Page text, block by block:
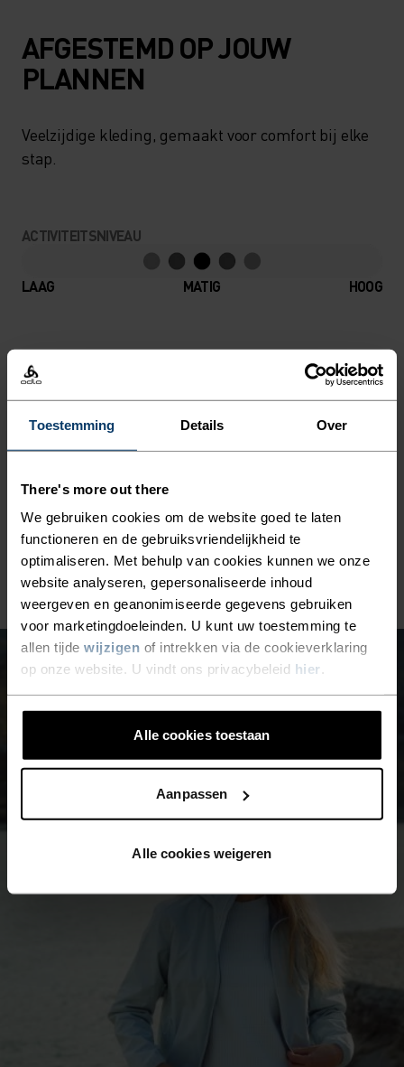
Toestemming Details Over
There's more out there
We gebruiken cookies om de website goed te laten
functioneren en de gebruiksvriendelijkheid te
optimaliseren. Met behulp van cookies kunnen we onze
website analyseren, gepersonaliseerde inhoud
weergeven en geanonimiseerde gegevens gebruiken
voor marketingdoeleinden. U kunt uw toestemming te
allen tijde wijzigen of intrekken via de cookieverklaring
op onze website. U vindt ons privacybeleid hier .
Alle cookies toestaan
Aanpassen
Alle cookies weigeren
AFGESTEMD OP JOUW
PLANNEN
Veelzijdige kleding, gemaakt voor comfort bij elke
stap.
ACTIVITEITSNIVEAU
LAAG MATIG HOOG
SOORT ACTIVITEIT
WAT DAN OOK MATIGE INTENSITEIT
POLYAMIDE
geweldig materiaal voor sportkleding. Het is stevig, licht
van gewicht en sneldrogend. Producten waar polyamide in
zit zijn zacht, sterk en bestand tegen slijtage.